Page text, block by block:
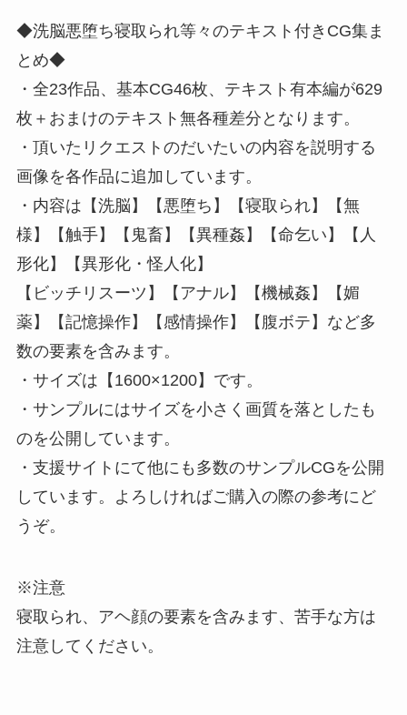
◆洗脳悪堕ち寝取られ等々のテキスト付きCG集ま
とめ◆
・全23作品、基本CG46枚、テキスト有本編が629
枚＋おまけのテキスト無各種差分となります。
・頂いたリクエストのだいたいの内容を説明する
画像を各作品に追加しています。
・内容は【洗脳】【悪堕ち】【寝取られ】【無
様】【触手】【鬼畜】【異種姦】【命乞い】【人
形化】【異形化・怪人化】
【ビッチリスーツ】【アナル】【機械姦】【媚
薬】【記憶操作】【感情操作】【腹ボテ】など多
数の要素を含みます。
・サイズは【1600×1200】です。
・サンプルにはサイズを小さく画質を落としたも
のを公開しています。
・支援サイトにて他にも多数のサンプルCGを公開
しています。よろしければご購入の際の参考にど
うぞ。
※注意
寝取られ、アヘ顔の要素を含みます、苦手な方は
注意してください。